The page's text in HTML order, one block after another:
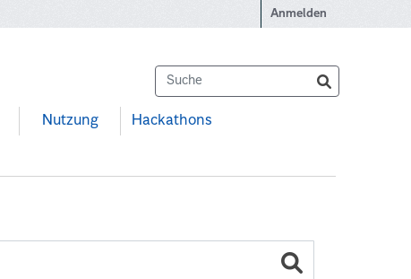
Anmelden
Nutzung Hackathons